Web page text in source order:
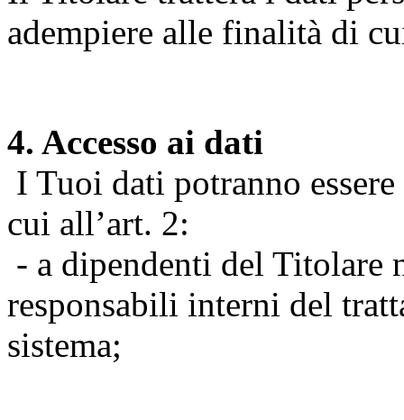
adempiere alle finalità di
4. Accesso ai dati
I Tuoi dati potranno
cui all’art. 2:
- a dipendenti del Titolare
responsabili interni del
sistema;